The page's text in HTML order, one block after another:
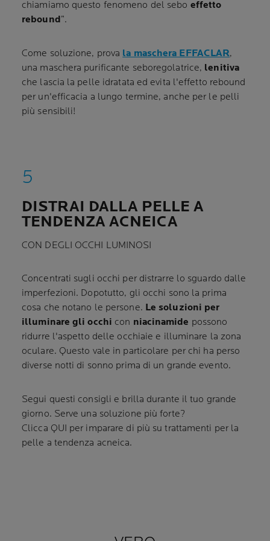
chiamiamo questo fenomeno del sebo effetto
rebound”.
Come soluzione, prova la maschera EFFACLAR,
una maschera purificante seboregolatrice, lenitiva
che lascia la pelle idratata ed evita l'effetto rebound
per un'efficacia a lungo termine, anche per le pelli
più sensibili!
DISTRAI DALLA PELLE A
TENDENZA ACNEICA
CON DEGLI OCCHI LUMINOSI
Concentrati sugli occhi per distrarre lo sguardo dalle
imperfezioni. Dopotutto, gli occhi sono la prima
cosa che notano le persone. Le soluzioni per
illuminare gli occhi con niacinamide possono
ridurre l'aspetto delle occhiaie e illuminare la zona
oculare. Questo vale in particolare per chi ha perso
diverse notti di sonno prima di un grande evento.
Segui questi consigli e brilla durante il tuo grande
giorno. Serve una soluzione più forte?
Clicca QUI per imparare di più su trattamenti per la
pelle a tendenza acneica.